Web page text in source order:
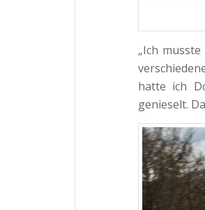
„Ich
hatte ich
genieselt.